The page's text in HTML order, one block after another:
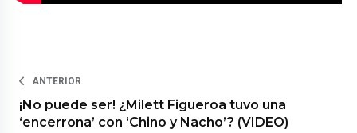
ANTERIOR
¡No puede ser! ¿Milett Figueroa tuvo una
‘encerrona’ con ‘Chino y Nacho’? (VIDEO)